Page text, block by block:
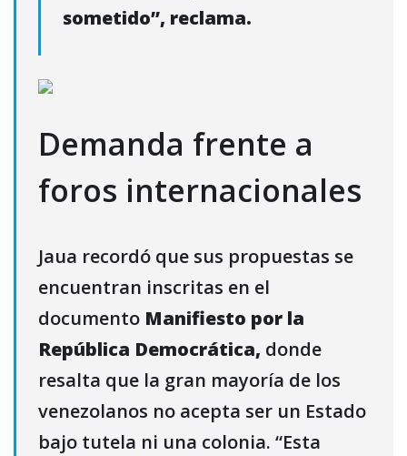
sometido”, reclama.
Demanda frente a
foros internacionales
Jaua recordó que sus propuestas se
encuentran inscritas en el
documento Manifiesto por la
República Democrática, donde
resalta que la gran mayoría de los
venezolanos no acepta ser un Estado
bajo tutela ni una colonia. “Esta